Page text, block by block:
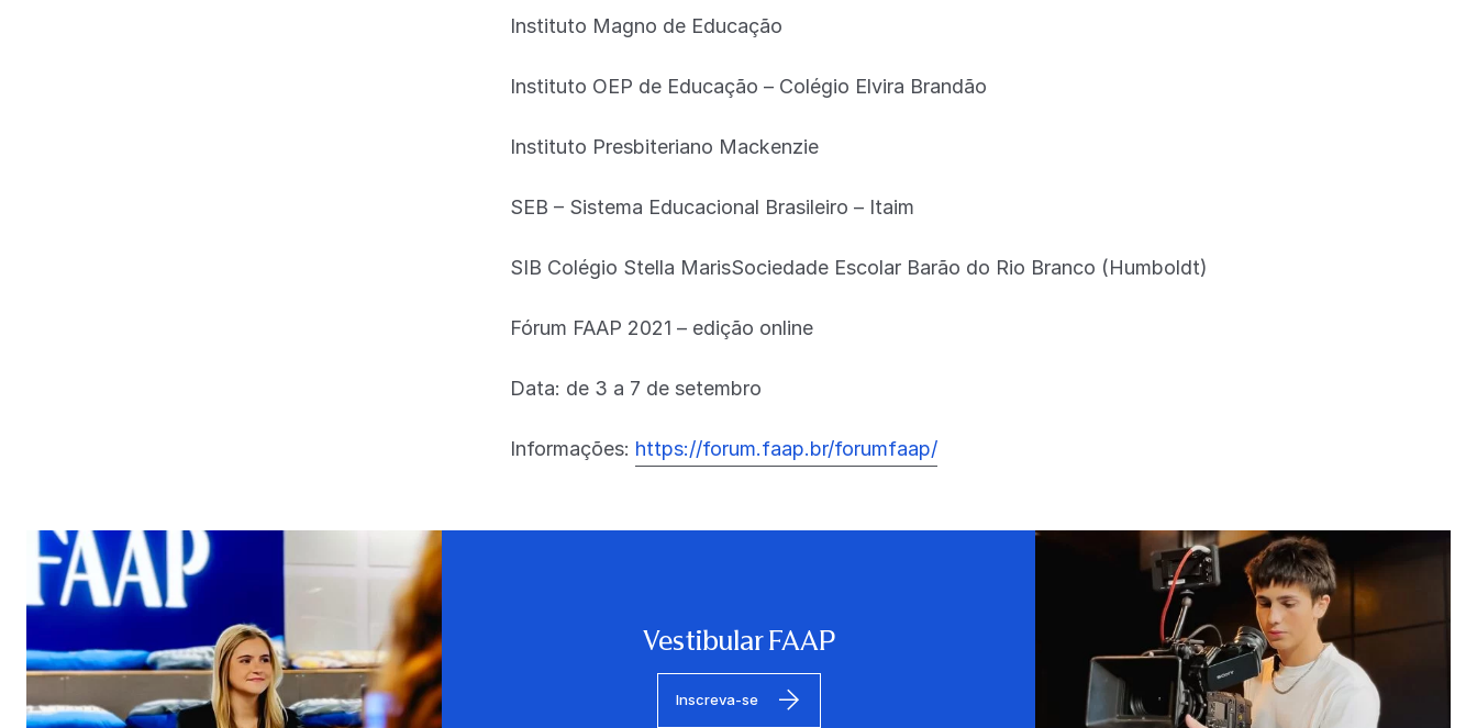
Instituto Magno de Educação
Instituto OEP de Educação – Colégio Elvira Brandão
Instituto Presbiteriano Mackenzie
SEB – Sistema Educacional Brasileiro – Itaim
SIB Colégio Stella MarisSociedade Escolar Barão do Rio Branco (Humboldt)
Fórum FAAP 2021 – edição online
Data: de 3 a 7 de setembro
Informações: https://forum.faap.br/forumfaap/
Vestibular FAAP
Inscreva-se